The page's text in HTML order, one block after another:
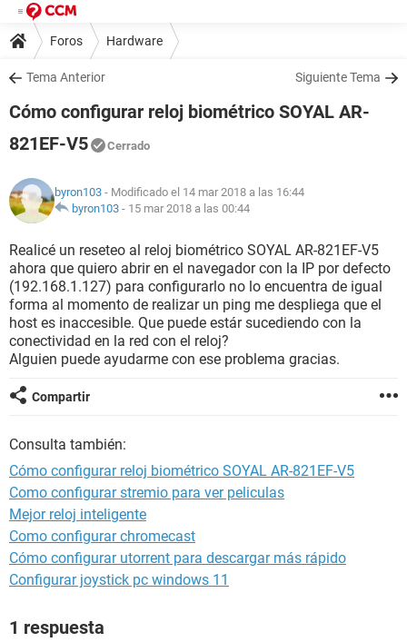
Foros Hardware
Tema Anterior Siguiente Tema
Cómo configurar reloj biométrico SOYAL AR-
821EF-V5
Cerrado
byron103 - Modificado el 14 mar 2018 a las 16:44
byron103 - 15 mar 2018 a las 00:44
Realicé un reseteo al reloj biométrico SOYAL AR-821EF-V5
ahora que quiero abrir en el navegador con la IP por defecto
(192.168.1.127) para configurarlo no lo encuentra de igual
forma al momento de realizar un ping me despliega que el
host es inaccesible. Que puede estár sucediendo con la
conectividad en la red con el reloj?
Alguien puede ayudarme con ese problema gracias.
Compartir
Consulta también:
Cómo configurar reloj biométrico SOYAL AR-821EF-V5
Como configurar stremio para ver peliculas
Mejor reloj inteligente
Como configurar chromecast
Cómo configurar utorrent para descargar más rápido
Configurar joystick pc windows 11
1 respuesta